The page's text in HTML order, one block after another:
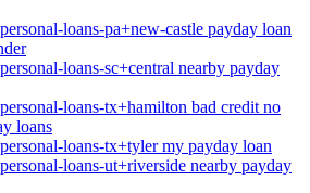
loans-pa+new-castle payday loan
loans-sc+central nearby payday
loans-tx+hamilton bad credit no
loans
loans-tx+tyler my payday loan
loans-ut+riverside nearby payday